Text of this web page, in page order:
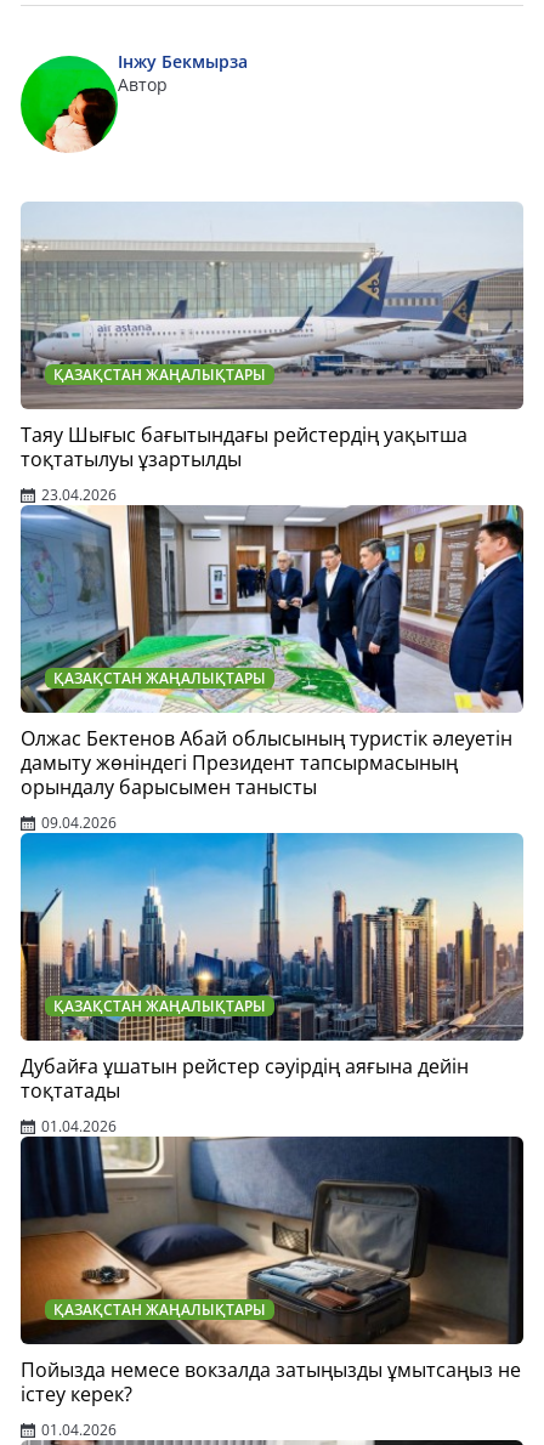
Інжу Бекмырза
Автор
ҚАЗАҚСТАН ЖАҢАЛЫҚТАРЫ
Таяу Шығыс бағытындағы рейстердің уақытша
тоқтатылуы ұзартылды
23.04.2026
ҚАЗАҚСТАН ЖАҢАЛЫҚТАРЫ
Олжас Бектенов Абай облысының туристік әлеуетін
дамыту жөніндегі Президент тапсырмасының
орындалу барысымен танысты
09.04.2026
ҚАЗАҚСТАН ЖАҢАЛЫҚТАРЫ
Дубайға ұшатын рейстер сәуірдің аяғына дейін
тоқтатады
01.04.2026
ҚАЗАҚСТАН ЖАҢАЛЫҚТАРЫ
Пойызда немесе вокзалда затыңызды ұмытсаңыз не
істеу керек?
01.04.2026